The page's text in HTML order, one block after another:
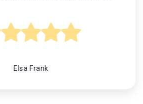
Elsa Frank